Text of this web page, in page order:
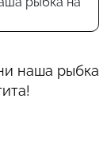
наша рыбка